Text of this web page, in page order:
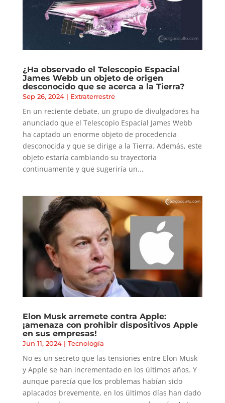
¿Ha observado el Telescopio Espacial
James Webb un objeto de origen
desconocido que se acerca a la Tierra?
Sep 26, 2024| Extraterrestre
En un reciente debate, un grupo de divulgadores ha
anunciado que el Telescopio Espacial James Webb
ha captado un enorme objeto de procedencia
desconocida y que se dirige a la Tierra. Además, este
objeto estaría cambiando su trayectoria
continuamente y que sugeriría un...
Elon Musk arremete contra Apple:
¡amenaza con prohibir dispositivos Apple
en sus empresas!
Jun 11, 2024| Tecnología
No es un secreto que las tensiones entre Elon Musk
y Apple se han incrementado en los últimos años. Y
aunque parecía que los problemas habían sido
aplacados brevemente, en los últimos días han dado